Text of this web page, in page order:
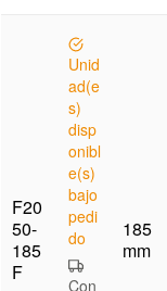
F20
50-
185
F
Unid
ad(e
s)
disp
onibl
e(s)
bajo
pedi
do
Con
185
mm